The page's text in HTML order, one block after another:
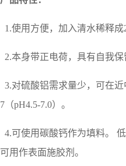
1.使用方便，加入清水稀释成
2.本身带正电荷，具有自我保
3.对硫酸铝需求量少，可在
7（pH4.5-7.0）。
4.可使用碳酸钙作为填料。
可用作表面施胶剂。